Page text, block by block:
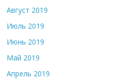
Август 2019
Июль 2019
Июнь 2019
Май 2019
Апрель 2019